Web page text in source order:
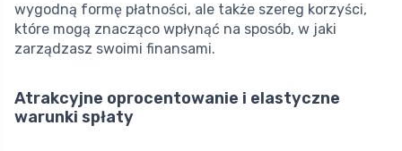
wygodną formę płatności, ale także szereg korzyści,
które mogą znacząco wpłynąć na sposób, w jaki
zarządzasz swoimi finansami.
Atrakcyjne oprocentowanie i elastyczne
warunki spłaty